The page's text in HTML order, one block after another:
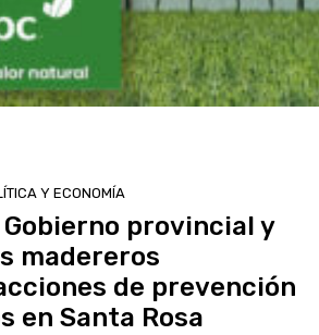
Y ECONOMÍA
provincial y
madereros
de prevención
en Santa Rosa